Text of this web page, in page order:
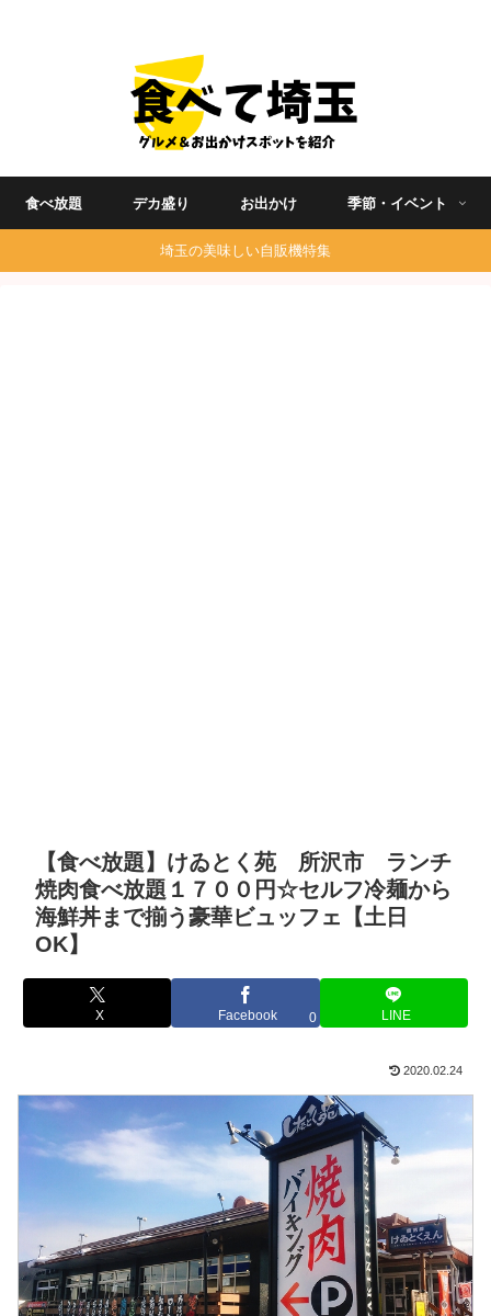
食べ放題 デカ盛り お出かけ 季節・イベント
埼玉の美味しい自販機特集
【食べ放題】けゐとく苑 所沢市 ランチ
焼肉食べ放題１７００円☆セルフ冷麺から
海鮮丼まで揃う豪華ビュッフェ【土日
OK】
X Facebook 0 LINE
2020.02.24